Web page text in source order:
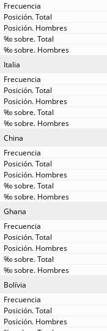
Italia
China
Ghana
Bolívia